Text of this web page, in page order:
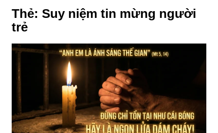
Thẻ: Suy niệm tin mừng người
trẻ